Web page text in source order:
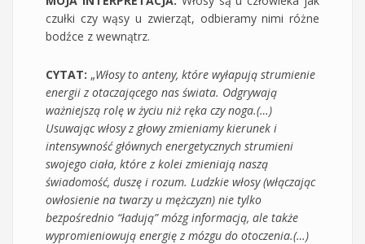
czułki czy wąsy u zwierząt, odbieramy nimi różne
bodźce z wewnątrz.
CYTAT: „Włosy to anteny, które wyłapują strumienie
energii z otaczającego nas świata. Odgrywają
ważniejszą rolę w życiu niż ręka czy noga.(…)
Usuwając włosy z głowy zmieniamy kierunek i
intensywność głównych energetycznych strumieni
swojego ciała, które z kolei zmieniają naszą
świadomość, duszę i rozum. Ludzkie włosy (włączając
owłosienie na twarzy u mężczyzn) nie tylko
bezpośrednio “ładują” mózg informacją, ale także
wypromieniowują energię z mózgu do otoczenia.(…)